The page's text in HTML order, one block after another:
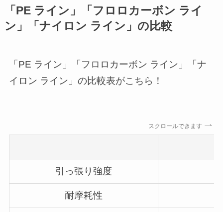
「PE ライン」「フロロカーボン ライ
ン」「ナイロン ライン」の比較
「PE ライン」「フロロカーボン ライン」「ナ
イロン ライン」の比較表がこちら！
スクロールできます
引っ張り強度
耐摩耗性